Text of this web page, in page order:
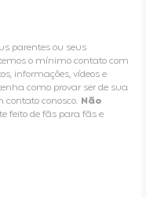
parentes ou seus
o mínimo contato com
informações, vídeos e
como provar ser de sua
contato conosco. Não
feito de fãs para fãs e